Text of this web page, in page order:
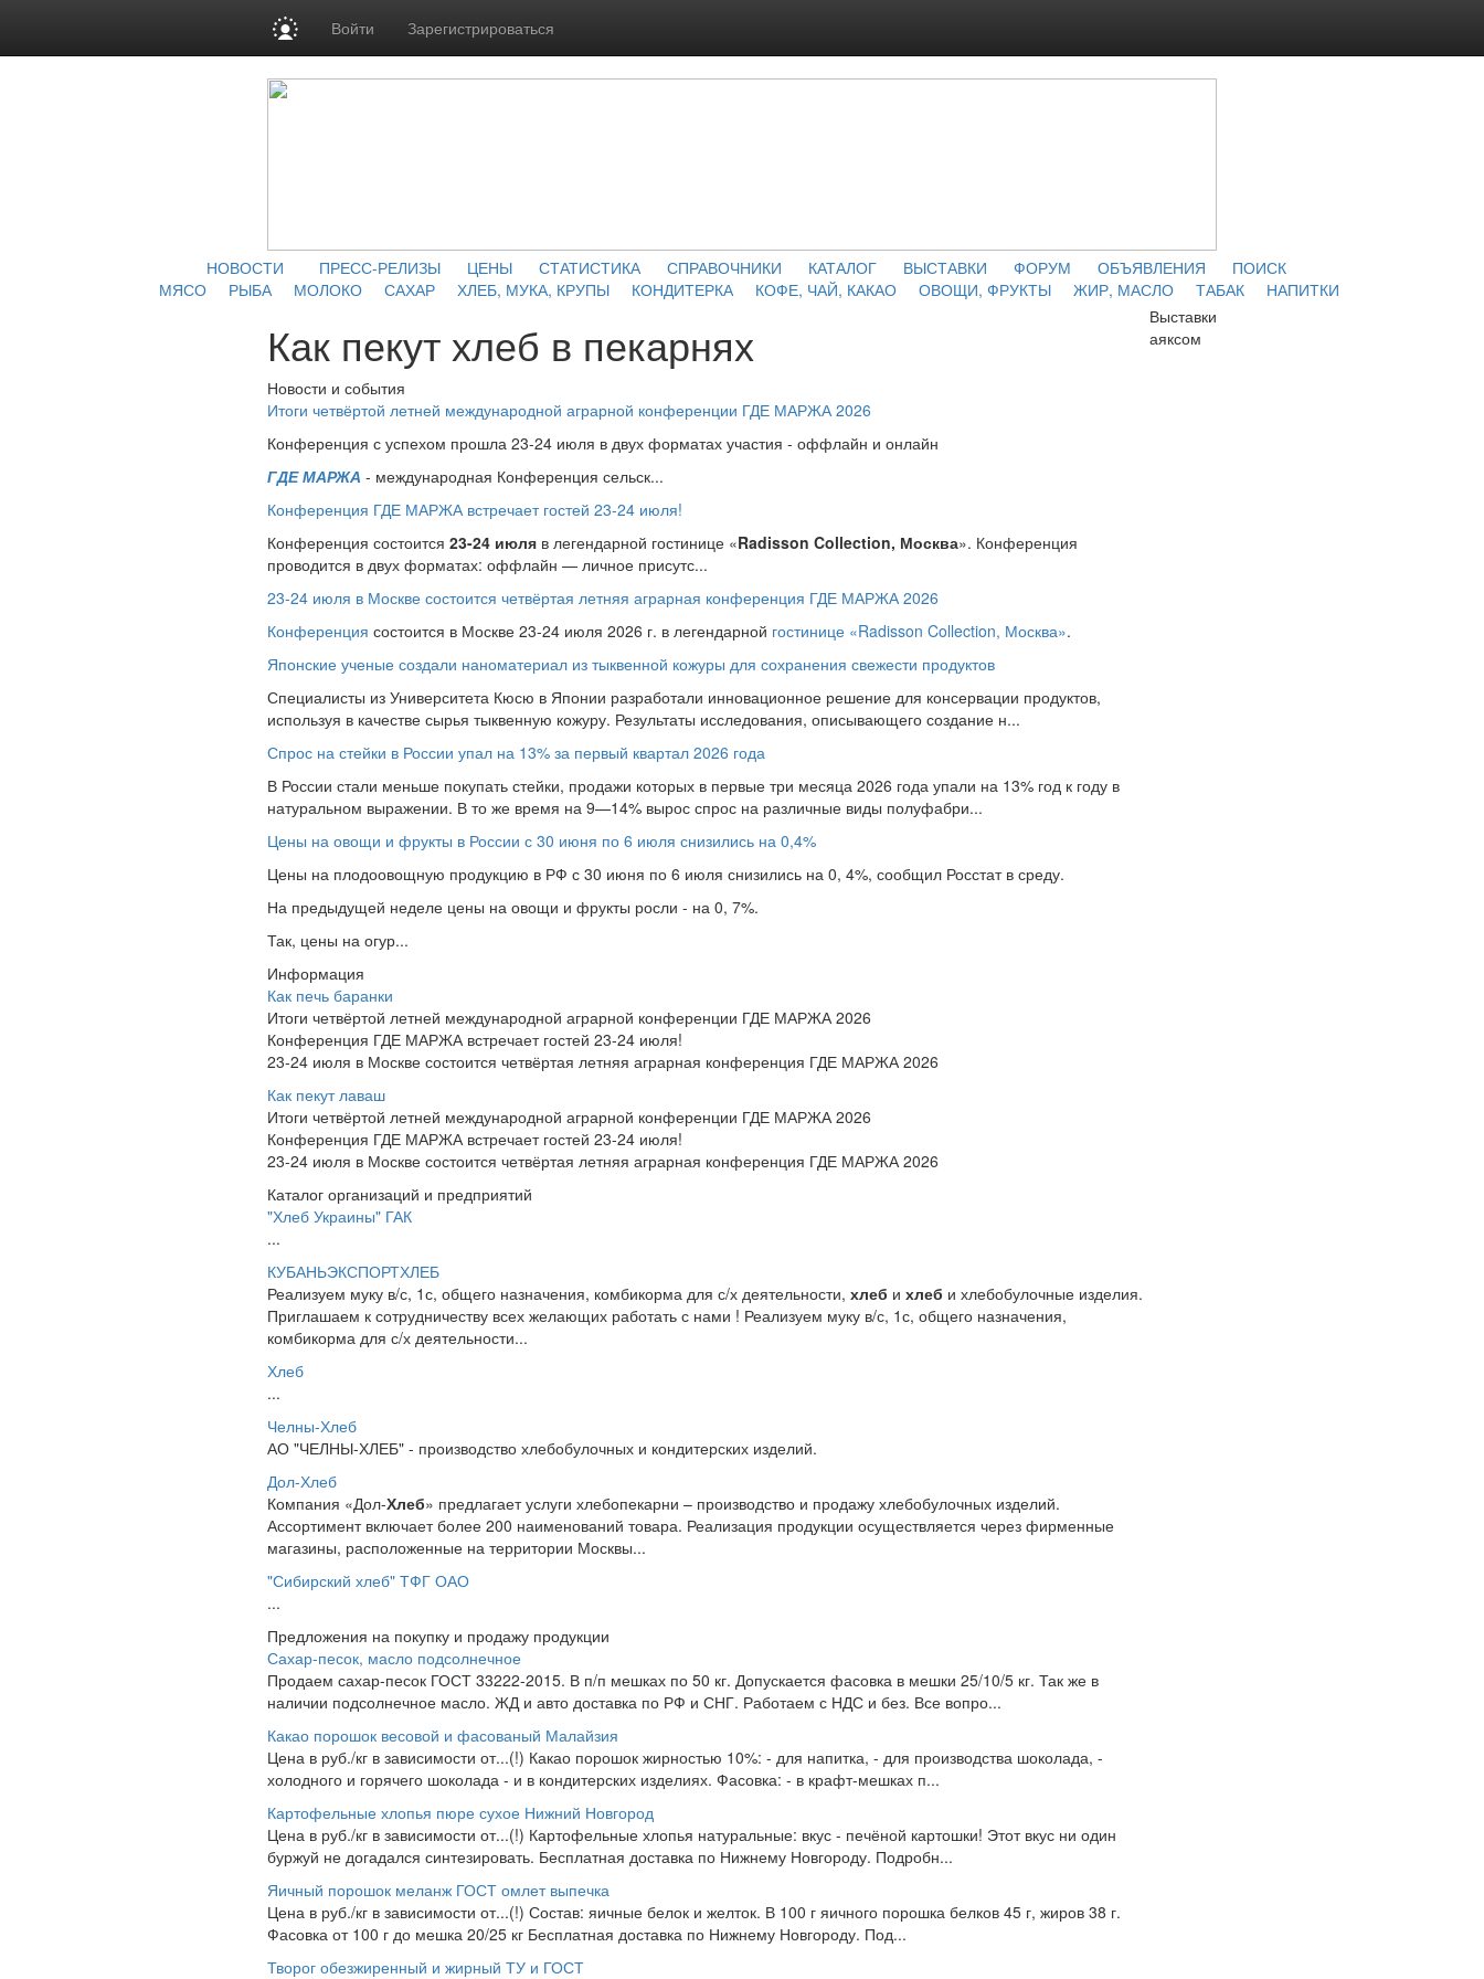
Войти Зарегистрироваться
НОВОСТИ ПРЕСС-РЕЛИЗЫ ЦЕНЫ СТАТИСТИКА СПРАВОЧНИКИ КАТАЛОГ ВЫСТАВКИ ФОРУМ ОБЪЯВЛЕНИЯ
ПОИСК
МЯСО
РЫБА МОЛОКО САХАР ХЛЕБ, МУКА, КРУПЫ КОНДИТЕРКА КОФЕ, ЧАЙ, КАКАО ОВОЩИ, ФРУКТЫ ЖИР, МАСЛО ТАБАК НАПИТКИ
Как пекут хлеб в пекарнях
Новости и события
Итоги четвёртой летней международной аграрной конференции ГДЕ МАРЖА 2026
Конференция с успехом прошла 23-24 июля в двух форматах участия - оффлайн и онлайн
ГДЕ МАРЖА - международная Конференция сельск...
Конференция ГДЕ МАРЖА встречает гостей 23-24 июля!
Конференция состоится 23-24 июля в легендарной гостинице «Radisson Collection, Москва». Конференция
проводится в двух форматах: оффлайн — личное присутс...
23-24 июля в Москве состоится четвёртая летняя аграрная конференция ГДЕ МАРЖА 2026
Конференция состоится в Москве 23-24 июля 2026 г. в легендарной гостинице «Radisson Collection, Москва».
Японские ученые создали наноматериал из тыквенной кожуры для сохранения свежести продуктов
Специалисты из Университета Кюсю в Японии разработали инновационное решение для консервации продуктов,
используя в качестве сырья тыквенную кожуру. Результаты исследования, описывающего создание н...
Спрос на стейки в России упал на 13% за первый квартал 2026 года
В России стали меньше покупать стейки, продажи которых в первые три месяца 2026 года упали на 13% год к году в
натуральном выражении. В то же время на 9—14% вырос спрос на различные виды полуфабри...
Цены на овощи и фрукты в России с 30 июня по 6 июля снизились на 0,4%
Цены на плодоовощную продукцию в РФ с 30 июня по 6 июля снизились на 0, 4%, сообщил Росстат в среду.
На предыдущей неделе цены на овощи и фрукты росли - на 0, 7%.
Так, цены на огур...
Информация
Как печь баранки
Итоги четвёртой летней международной аграрной конференции ГДЕ МАРЖА 2026
Конференция ГДЕ МАРЖА встречает гостей 23-24 июля!
23-24 июля в Москве состоится четвёртая летняя аграрная конференция ГДЕ МАРЖА 2026
Как пекут лаваш
Итоги четвёртой летней международной аграрной конференции ГДЕ МАРЖА 2026
Конференция ГДЕ МАРЖА встречает гостей 23-24 июля!
23-24 июля в Москве состоится четвёртая летняя аграрная конференция ГДЕ МАРЖА 2026
Каталог организаций и предприятий
"Хлеб Украины" ГАК
...
КУБАНЬЭКСПОРТХЛЕБ
Реализуем муку в/с, 1с, общего назначения, комбикорма для с/х деятельности, хлеб и хлеб и хлебобулочные изделия.
Приглашаем к сотрудничеству всех желающих работать с нами ! Реализуем муку в/с, 1с, общего назначения,
комбикорма для с/х деятельности...
Хлеб
...
Челны-Хлеб
АО "ЧЕЛНЫ-ХЛЕБ" - производство хлебобулочных и кондитерских изделий.
Дол-Хлеб
Компания «Дол-Хлеб» предлагает услуги хлебопекарни – производство и продажу хлебобулочных изделий.
Ассортимент включает более 200 наименований товара. Реализация продукции осуществляется через фирменные
магазины, расположенные на территории Москвы...
"Сибирский хлеб" ТФГ ОАО
...
Предложения на покупку и продажу продукции
Сахар-песок, масло подсолнечное
Продаем сахар-песок ГОСТ 33222-2015. В п/п мешках по 50 кг. Допускается фасовка в мешки 25/10/5 кг. Так же в
наличии подсолнечное масло. ЖД и авто доставка по РФ и СНГ. Работаем с НДС и без. Все вопро...
Какао порошок весовой и фасованый Малайзия
Цена в руб./кг в зависимости от...(!) Какао порошок жирностью 10%: - для напитка, - для производства шоколада, -
холодного и горячего шоколада - и в кондитерских изделиях. Фасовка: - в крафт-мешках п...
Картофельные хлопья пюре сухое Нижний Новгород
Цена в руб./кг в зависимости от...(!) Картофельные хлопья натуральные: вкус - печёной картошки! Этот вкус ни один
буржуй не догадался синтезировать. Бесплатная доставка по Нижнему Новгороду. Подробн...
Яичный порошок меланж ГОСТ омлет выпечка
Цена в руб./кг в зависимости от...(!) Состав: яичные белок и желток. В 100 г яичного порошка белков 45 г, жиров 38 г.
Фасовка от 100 г до мешка 20/25 кг Бесплатная доставка по Нижнему Новгороду. Под...
Творог обезжиренный и жирный ТУ и ГОСТ
Выставки
аяксом